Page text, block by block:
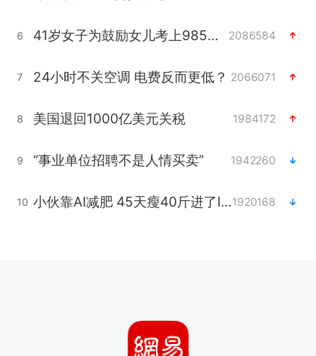
6 41岁女子为鼓励女儿考上985研究生 2086584
7 24小时不关空调 电费反而更低？ 2066071
8 美国退回1000亿美元关税 1984172
9 “事业单位招聘不是人情买卖” 1942260
10 小伙靠AI减肥 45天瘦40斤进了ICU1920168